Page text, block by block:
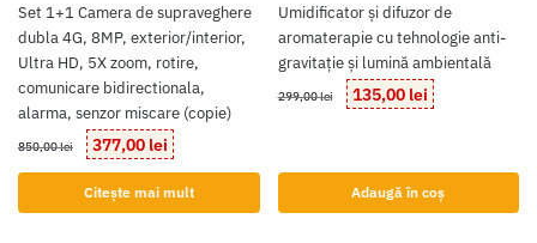
Set 1+1 Camera de supraveghere
dubla 4G, 8MP, exterior/interior,
Ultra HD, 5X zoom, rotire,
comunicare bidirectionala,
alarma, senzor miscare (copie)
850,00lei
Prețul
inițial
a
fost:
377,00 lei Prețul
curent
este:
Citește mai mult
Umidificator și difuzor de
aromaterapie cu tehnologie anti-
gravitație și lumină ambientală
299,00lei
Prețul
inițial
135,00 lei Prețul
curent
Adaugă în coș